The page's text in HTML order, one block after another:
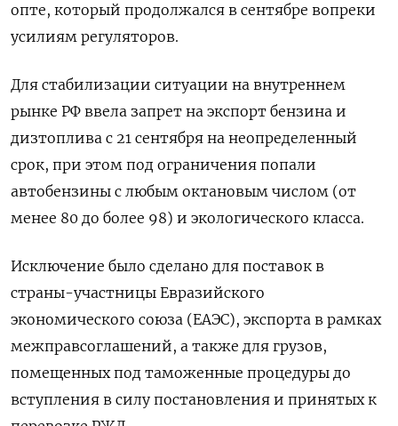
опте, который продолжался в сентябре вопреки
усилиям регуляторов.
Для стабилизации ситуации на внутреннем
рынке РФ ввела запрет на экспорт бензина и
дизтоплива с 21 сентября на неопределенный
срок, при этом под ограничения попали
автобензины с любым октановым числом (от
менее 80 до более 98) и экологического класса.
Исключение было сделано для поставок в
страны-участницы Евразийского
экономического союза (ЕАЭС), экспорта в рамках
межправсоглашений, а также для грузов,
помещенных под таможенные процедуры до
вступления в силу постановления и принятых к